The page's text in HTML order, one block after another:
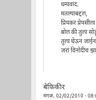
धन्यवाद.
मतल्याबद्दल,
प्रियकर
बोल की तुला
तुला घेऊन
जरा विनोदीच
बेफिकीर
मंगळ, 02/02/2010 -